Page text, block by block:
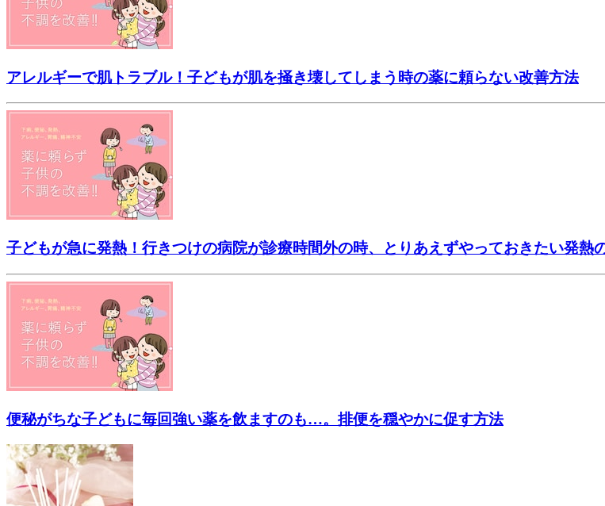
アレルギーで肌トラブル！子どもが肌を掻き壊してしまう時の薬に頼らない改善方法
子どもが急に発熱！行きつけの病院が診療時間外の時、とりあえずやっておきたい発熱
便秘がちな子どもに毎回強い薬を飲ますのも…。排便を穏やかに促す方法